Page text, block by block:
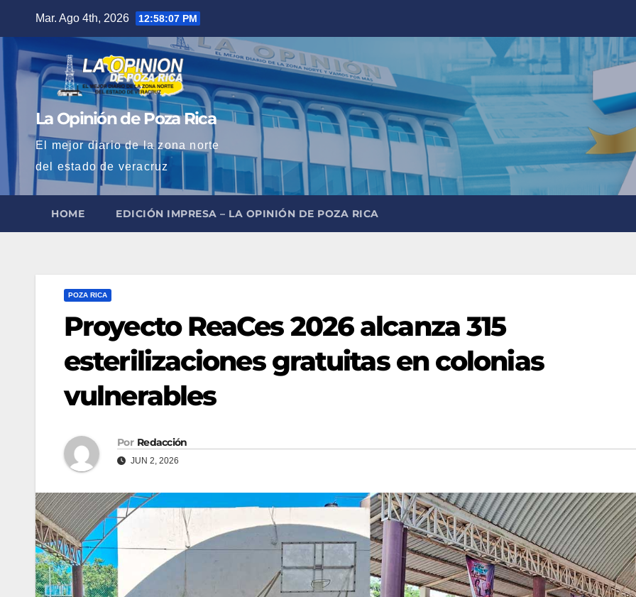
contenido
Mar. Ago 4th, 2026 12:58:09 PM
La Opinión de Poza Rica
El mejor diario de la zona norte
del estado de veracruz
HOME EDICIÓN IMPRESA – LA OPINIÓN DE POZA RICA
POZA RICA
Proyecto ReaCes 2026 alcanza 315
esterilizaciones gratuitas en colonias
vulnerables
Por Redacción
JUN 2, 2026